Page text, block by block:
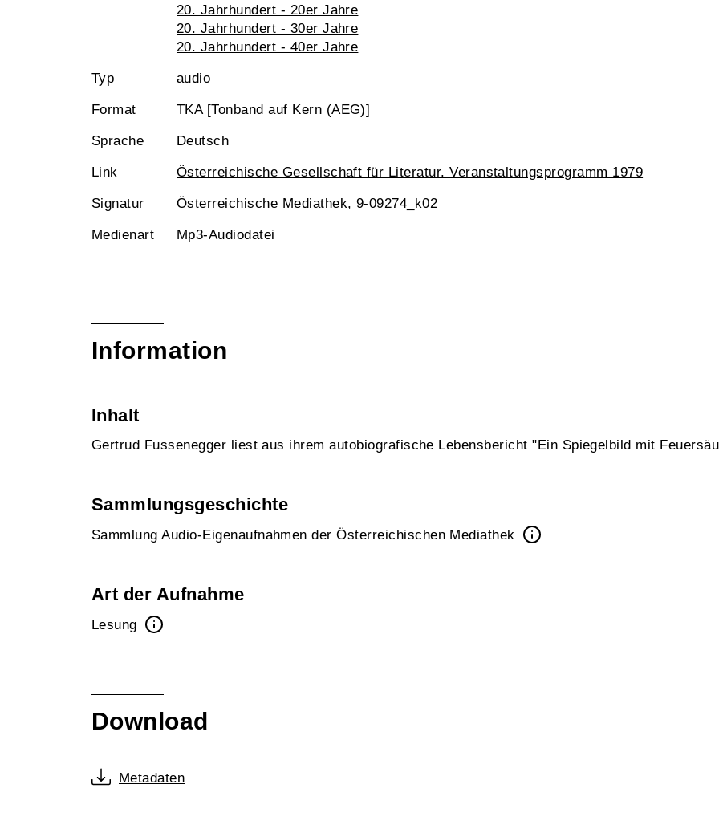
20. Jahrhundert - 20er Jahre
20. Jahrhundert - 30er Jahre
20. Jahrhundert - 40er Jahre
Typ audio
Format TKA [Tonband auf Kern (AEG)]
Sprache Deutsch
Link Österreichische Gesellschaft für Literatur. Veranstaltungsprogramm 1979
Signatur Österreichische Mediathek, 9-09274_k02
Medienart Mp3-Audiodatei
Information
Inhalt
Gertrud Fussenegger liest aus ihrem autobiografische Lebensbericht "Ein Spiegelbild mit
Sammlungsgeschichte
Sammlung Audio-Eigenaufnahmen der Österreichischen Mediathek
Art der Aufnahme
Lesung
Download
Metadaten